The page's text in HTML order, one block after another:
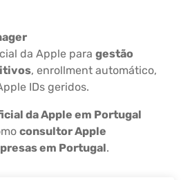
da Apple para gestão
, enrollment automático,
IDs geridos.
da Apple em Portugal
consultor Apple
em Portugal.